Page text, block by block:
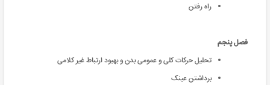
راه رفتن
فصل پنجم
تحلیل حرکات کلی و عمومی بدن و بهبود ارتباط غیر کلامی
برداشتن عینک